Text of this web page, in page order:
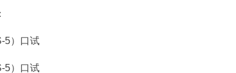
）口试
）口试